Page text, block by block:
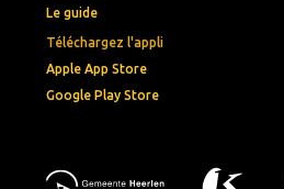
Téléchargez l'appli
Apple App Store
Google Play Store
Le guide